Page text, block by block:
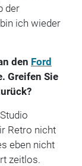
der
ich wieder
den Ford
Greifen Sie
Retro nicht
eben nicht
zeitlos.